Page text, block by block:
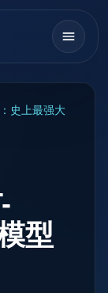
史上最强大
型